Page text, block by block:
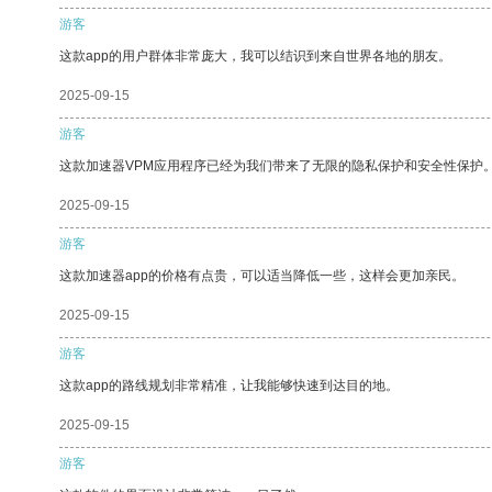
游客
这款app的用户群体非常庞大，我可以结识到来自世界各地的朋友。
2025-09-15
游客
这款加速器VPM应用程序已经为我们带来了无限的隐私保护和安全性保护
2025-09-15
游客
这款加速器app的价格有点贵，可以适当降低一些，这样会更加亲民。
2025-09-15
游客
这款app的路线规划非常精准，让我能够快速到达目的地。
2025-09-15
游客